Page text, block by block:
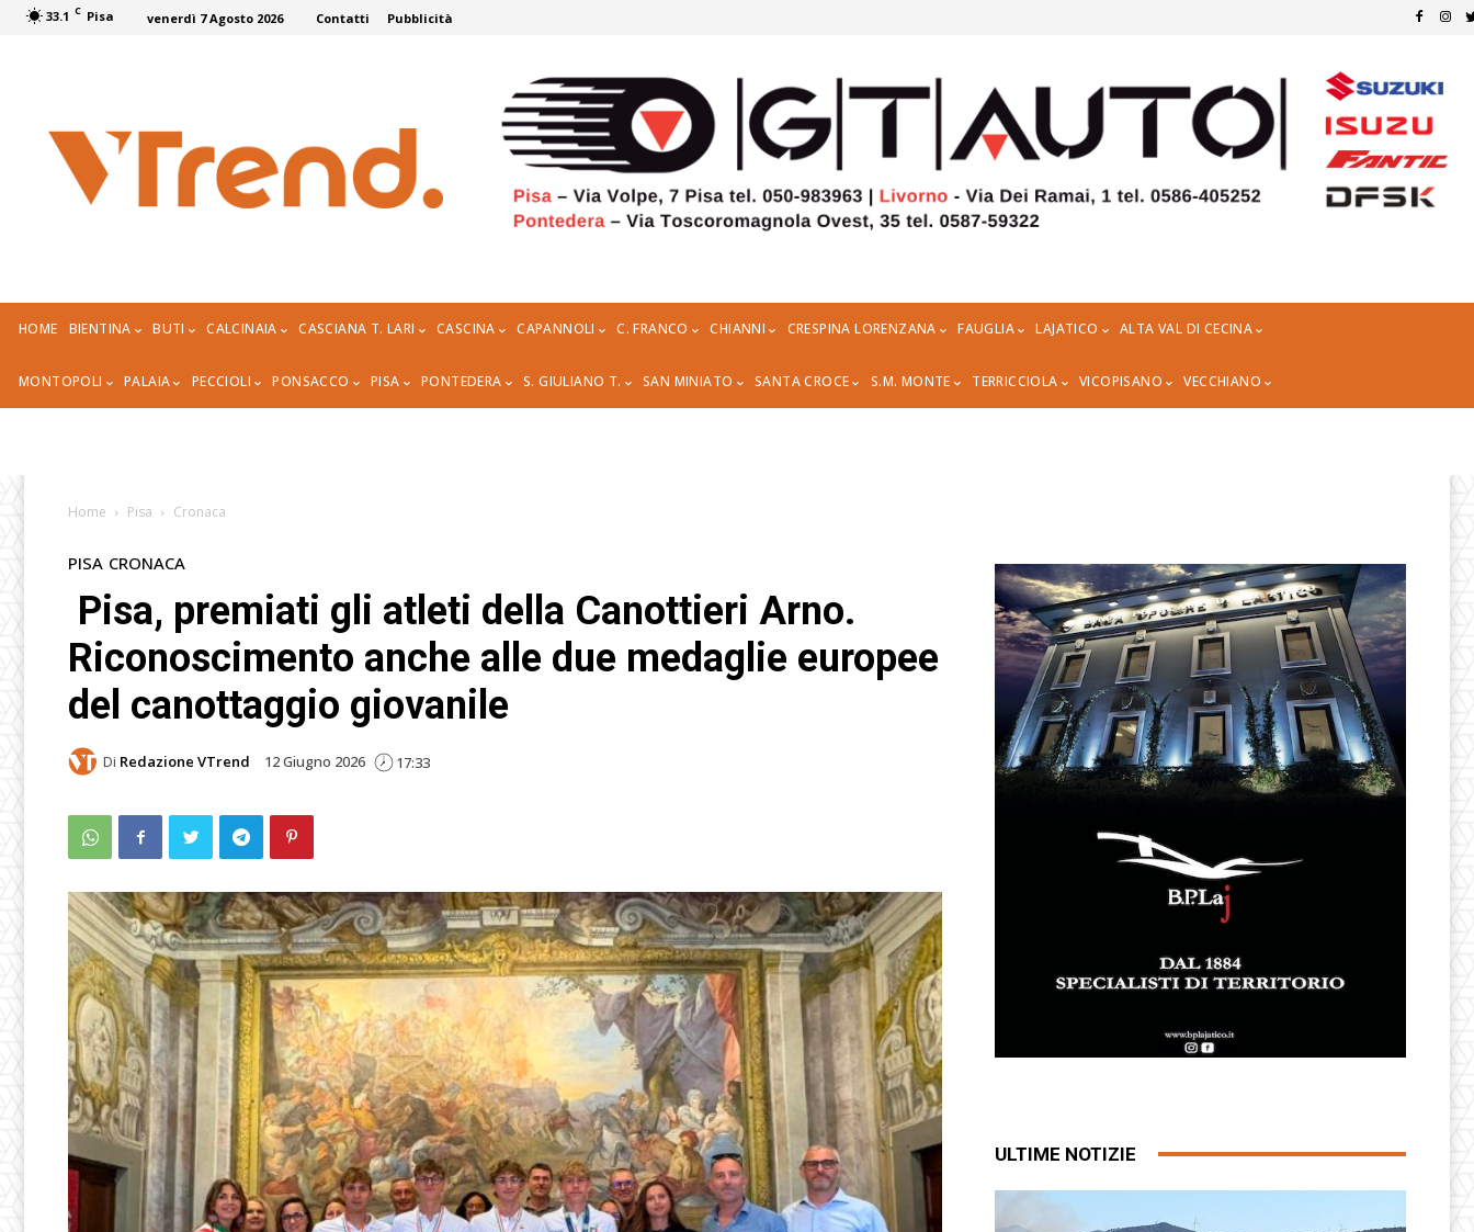
33.1 C Pisa venerdì 7 Agosto 2026 Contatti Pubblicità
HOME BIENTINA BUTI CALCINAIA CASCIANA T. LARI CASCINA CAPANNOLI C. FRANCO CHIANNI CRESPINA LORENZANA FAUGLIA LAJATICO ALTA VAL DI CECINA
MONTOPOLI PALAIA PECCIOLI PONSACCO PISA PONTEDERA S. GIULIANO T. SAN MINIATO SANTA CROCE S.M. MONTE TERRICCIOLA VICOPISANO VECCHIANO
Home Pisa Cronaca
PISA CRONACA
Pisa, premiati gli atleti della Canottieri Arno.
Riconoscimento anche alle due medaglie europee
del canottaggio giovanile
Di Redazione VTrend 12 Giugno 2026 17:33
ULTIME NOTIZIE